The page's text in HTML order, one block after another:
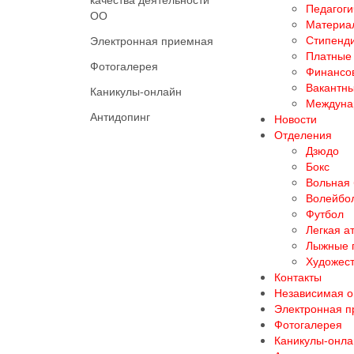
ОО
Электронная приемная
Фотогалерея
Каникулы-онлайн
Антидопинг
Платные
Новости
Отделения
Дзюдо
Бокс
Вольная
Футбол
Легкая
Лыжные
Контакты
Независимая
Электронная
Фотогалерея
Каникулы-